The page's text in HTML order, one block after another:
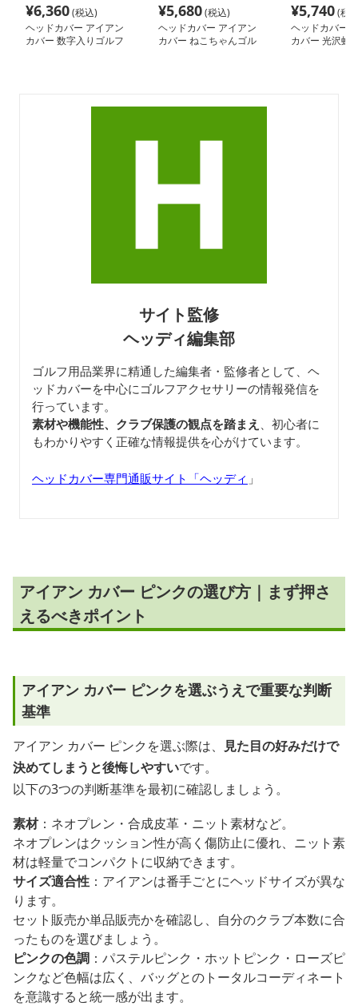
¥6,360(税込)
ヘッドカバー アイアン
カバー 数字入りゴルフ
¥5,680(税込)
ヘッドカバー アイアン
カバー ねこちゃんゴル
¥5,740(税
ヘッドカバー
カバー 光沢虹
サイト監修
ヘッディ編集部
ゴルフ用品業界に精通した編集者・監修者として、ヘ
ッドカバーを中心にゴルフアクセサリーの情報発信を
行っています。
素材や機能性、クラブ保護の観点を踏まえ
、初心者に
もわかりやすく正確な情報提供を心がけています。
ヘッドカバー専門通販サイト「ヘッディ 」
アイアン カバー ピンクの選び方｜まず押さ
えるべきポイント
アイアン カバー ピンクを選ぶうえで重要な判断
基準
アイアン カバー ピンクを選ぶ際は、
見た目の好みだけで
決めてしまうと後悔しやすいです。
以下の3つの判断基準を最初に確認しましょう。
素材：ネオプレン・合成皮革・ニット素材など。
ネオプレンはクッション性が高く傷防止に優れ、ニット素
材は軽量でコンパクトに収納できます。
サイズ適合性 ：アイアンは番手ごとにヘッドサイズが異な
ります。
セット販売か単品販売かを確認し、自分のクラブ本数に合
ったものを選びましょう。
ピンクの色調 ：パステルピンク・ホットピンク・ローズピ
ンクなど色幅は広く、バッグとのトータルコーディネート
を意識すると統一感が出ます。